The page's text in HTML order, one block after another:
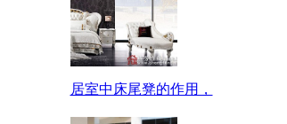
居室中床尾凳的作用，